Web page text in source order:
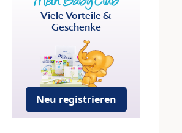
Viele Vorteile &
Geschenke
Neu registrieren